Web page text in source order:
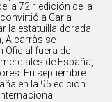
la 72.ª edición de la
a Carla
la estatuilla dorada
Alcarràs se
Oficial fuera de
de España,
En septiembre
en la 95 edición